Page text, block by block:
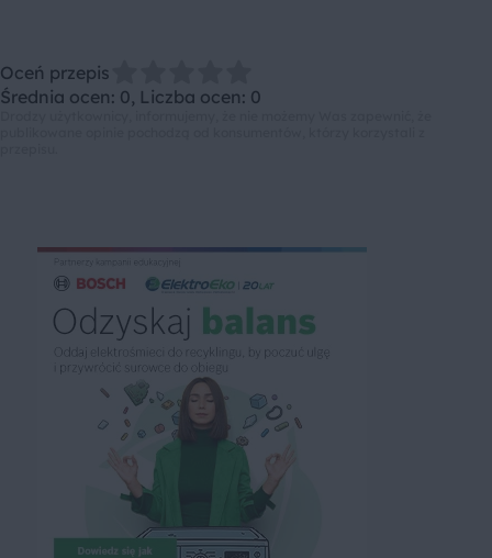
Oceń przepis
Średnia ocen: 0, Liczba ocen: 0